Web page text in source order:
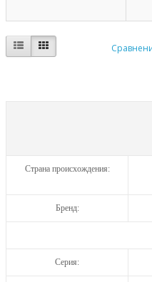
Страна происхождения:
Бренд:
Серия: